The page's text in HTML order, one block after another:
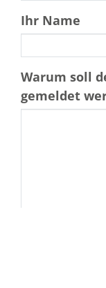
Ihr Name
Warum soll
gemeldet